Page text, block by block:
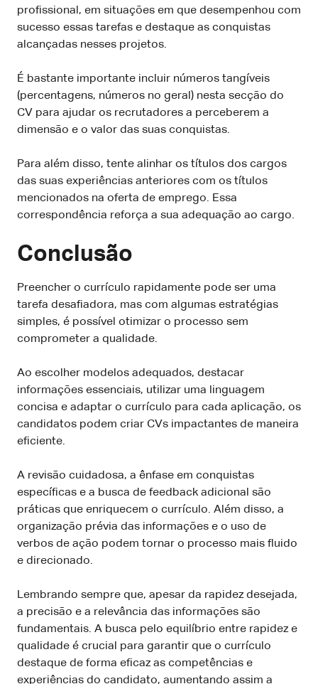
profissional, em situações em que desempenhou com
sucesso essas tarefas e destaque as conquistas
alcançadas nesses projetos.
É bastante importante incluir números tangíveis
(percentagens, números no geral) nesta secção do
CV para ajudar os recrutadores a perceberem a
dimensão e o valor das suas conquistas.
Para além disso, tente alinhar os títulos dos cargos
das suas experiências anteriores com os títulos
mencionados na oferta de emprego. Essa
correspondência reforça a sua adequação ao cargo.
Conclusão
Preencher o currículo rapidamente pode ser uma
tarefa desafiadora, mas com algumas estratégias
simples, é possível otimizar o processo sem
comprometer a qualidade.
Ao escolher modelos adequados, destacar
informações essenciais, utilizar uma linguagem
concisa e adaptar o currículo para cada aplicação, os
candidatos podem criar CVs impactantes de maneira
eficiente.
A revisão cuidadosa, a ênfase em conquistas
específicas e a busca de feedback adicional são
práticas que enriquecem o currículo. Além disso, a
organização prévia das informações e o uso de
verbos de ação podem tornar o processo mais fluido
e direcionado.
Lembrando sempre que, apesar da rapidez desejada,
a precisão e a relevância das informações são
fundamentais. A busca pelo equilíbrio entre rapidez e
qualidade é crucial para garantir que o currículo
destaque de forma eficaz as competências e
experiências do candidato, aumentando assim a